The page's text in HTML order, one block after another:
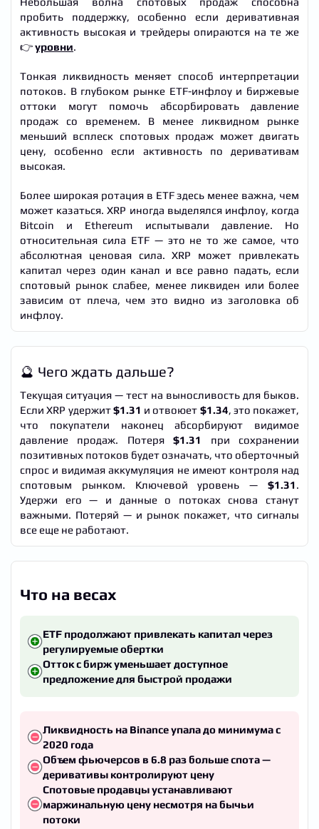
пробить поддержку, особенно если деривативная
активность высокая и трейдеры опираются на те же
👉уровни.
Тонкая ликвидность меняет способ интерпретации
потоков. В глубоком рынке ETF-инфлоу и биржевые
оттоки могут помочь абсорбировать давление
продаж со временем. В менее ликвидном рынке
меньший всплеск спотовых продаж может двигать
цену, особенно если активность по деривативам
высокая.
Более широкая ротация в ETF здесь менее важна, чем
может казаться. XRP иногда выделялся инфлоу, когда
Bitcoin и Ethereum испытывали давление. Но
относительная сила ETF — это не то же самое, что
абсолютная ценовая сила. XRP может привлекать
капитал через один канал и все равно падать, если
спотовый рынок слабее, менее ликвиден или более
зависим от плеча, чем это видно из заголовка об
инфлоу.
🔮 Чего ждать дальше?
Текущая ситуация — тест на выносливость для быков.
Если XRP удержит$1.31 и отвоюет $1.34, это покажет,
что покупатели наконец абсорбируют видимое
давление продаж. Потеря$1.31
при сохранении
позитивных потоков будет означать, что оберточный
спрос и видимая аккумуляция не имеют контроля над
спотовым рынком. Ключевой уровень — $1.31.
Удержи его — и данные о потоках снова станут
важными. Потеряй — и рынок покажет, что сигналы
все еще не работают.
Что на весах
ETF продолжают привлекать капитал через
регулируемые обертки
Отток с бирж уменьшает доступное
предложение для быстрой продажи
Ликвидность на Binance упала до минимума с
2020 года
Объем фьючерсов в 6.8 раз больше спота —
деривативы контролируют цену
Спотовые продавцы устанавливают
маржинальную цену несмотря на бычьи
потоки